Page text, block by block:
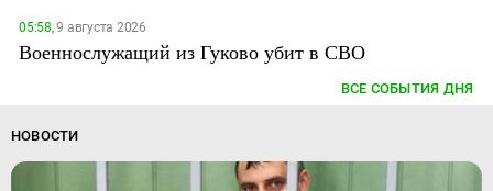
05:58,9 августа 2026
Военнослужащий из Гуково убит в СВО
ВСЕ СОБЫТИЯ ДНЯ
НОВОСТИ